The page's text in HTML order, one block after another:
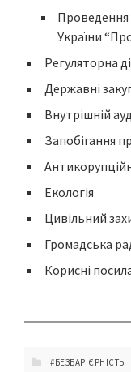
Проведення
України
Регуляторна
Державні
Внутрішній
Запобігання
Екологія
Цивільний
Громадська
Корисні
#БЕЗБАР'ЄРНІСТЬ